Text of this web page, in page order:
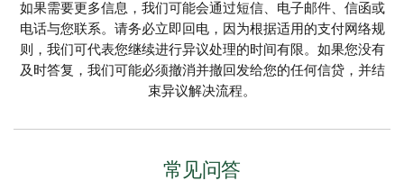
如果需要更多信息，我们可能会通过短信、电子邮件、信函或
电话与您联系。请务必立即回电，因为根据适用的支付网络规
则，我们可代表您继续进行异议处理的时间有限。如果您没有
及时答复，我们可能必须撤消并撤回发给您的任何信贷，并结
束异议解决流程。
常见问答